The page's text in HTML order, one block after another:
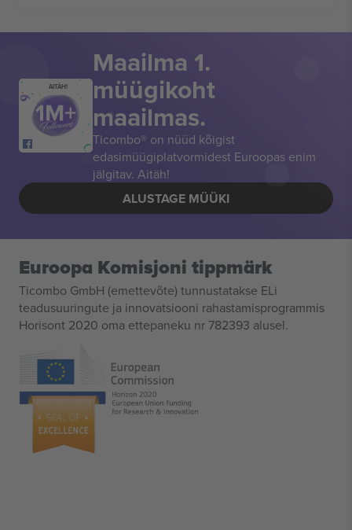
AITÄH!
Maailma 1.
müügikoht
maailmas.
Ticombo® on nüüd kõigist
edasimüügiplatvormidest Euroopas enim
jälgitav. Aitäh!
ALUSTAGE MÜÜKI
Euroopa Komisjoni tippmärk
Ticombo GmbH (emettevõte) tunnustatakse ELi
teadusuuringute ja innovatsiooni rahastamisprogrammis
Horisont 2020 oma ettepaneku nr 782393 alusel.